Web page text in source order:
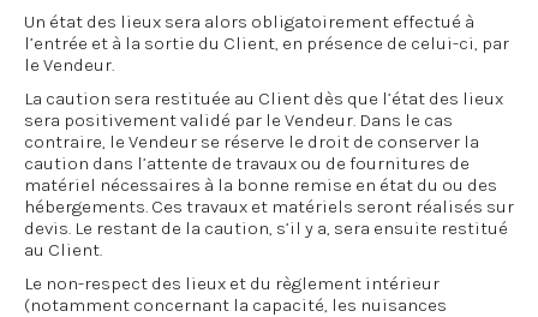
Un état des lieux sera alors obligatoirement effectué à
l’entrée et à la sortie du Client, en présence de celui-ci, par
le Vendeur.
La caution sera restituée au Client dès que l’état des lieux
sera positivement validé par le Vendeur. Dans le cas
contraire, le Vendeur se réserve le droit de conserver la
caution dans l’attente de travaux ou de fournitures de
matériel nécessaires à la bonne remise en état du ou des
hébergements. Ces travaux et matériels seront réalisés sur
devis. Le restant de la caution, s’il y a, sera ensuite restitué
au Client.
Le non-respect des lieux et du règlement intérieur
(notamment concernant la capacité, les nuisances